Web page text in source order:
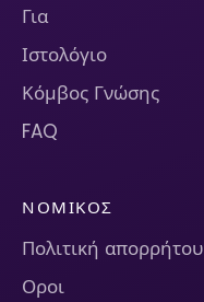
Για
Ιστολόγιο
Κόμβος Γνώσης
FAQ
ΝΟΜΙΚΌΣ
Πολιτική απορρήτου
Οροι